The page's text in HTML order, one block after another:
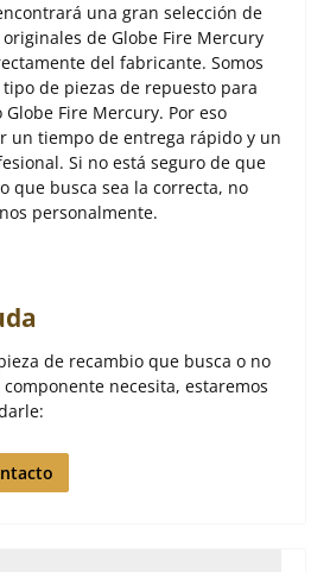
una gran selección de
de Globe Fire Mercury
del fabricante. Somos
de piezas de repuesto para
Fire Mercury. Por eso
un tiempo de entrega rápido y un
Si no está seguro de que
que busca sea la correcta, no
personalmente.
de recambio que busca o no
necesita, estaremos